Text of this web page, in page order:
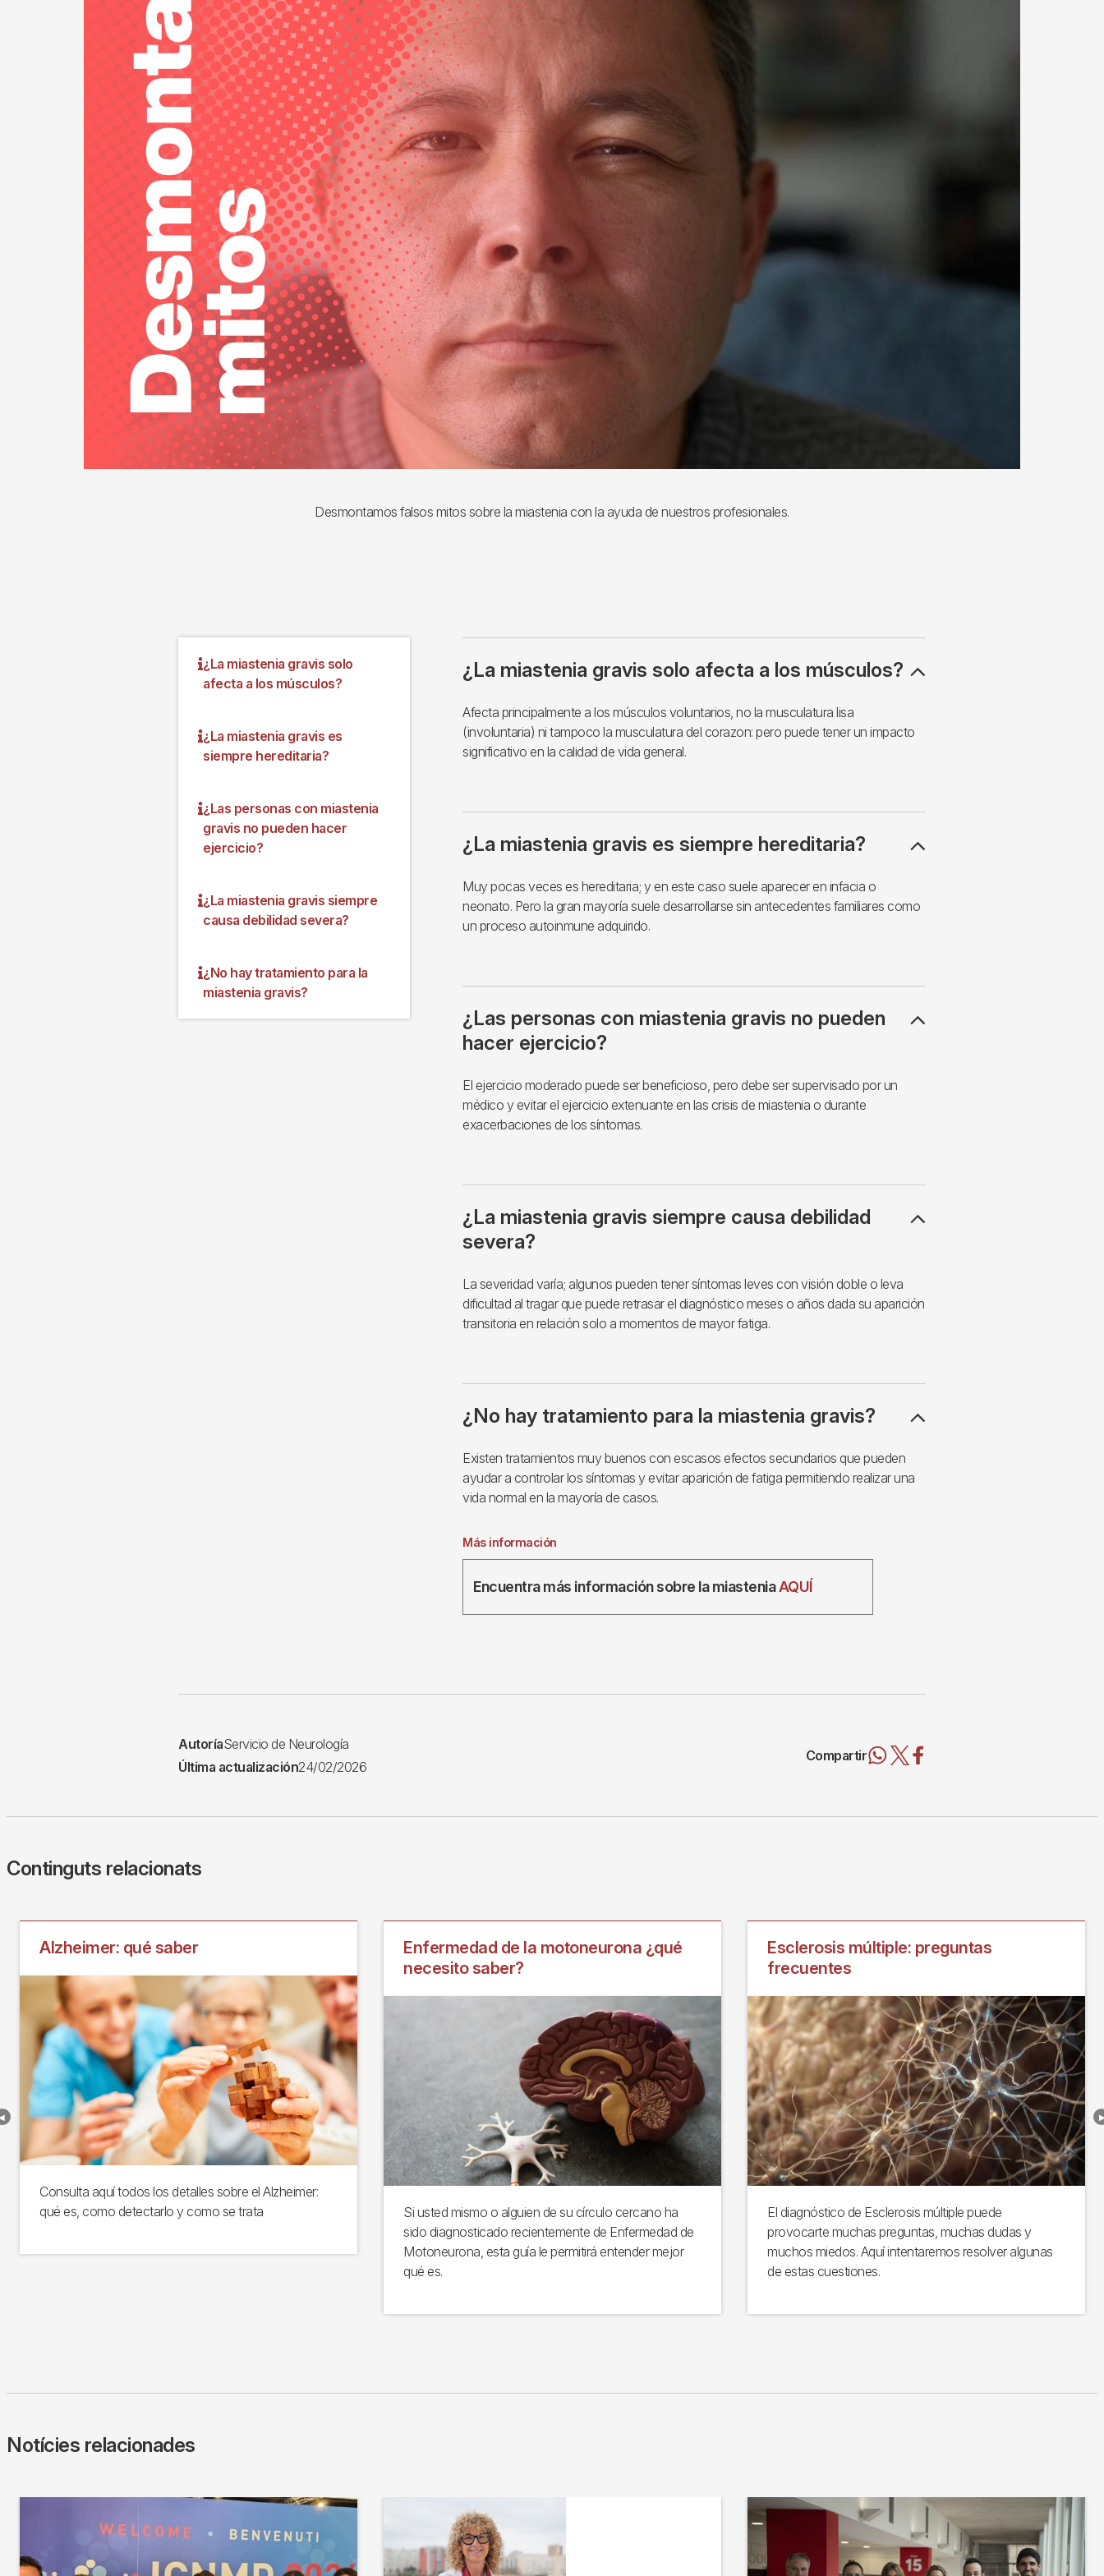
Desmontamos falsos mitos sobre la miastenia con la ayuda de nuestros profesionales.
¿La miastenia gravis solo
afecta a los músculos?
¿La miastenia gravis es
siempre hereditaria?
¿Las personas con miastenia
gravis no pueden hacer
ejercicio?
¿La miastenia gravis siempre
causa debilidad severa?
¿No hay tratamiento para la
miastenia gravis?
¿La miastenia gravis solo afecta a los músculos?
Afecta principalmente a los músculos voluntarios, no la musculatura lisa
(involuntaria) ni tampoco la musculatura del corazon: pero puede tener un impacto
significativo en la calidad de vida general.
¿La miastenia gravis es siempre hereditaria?
Muy pocas veces es hereditaria; y en este caso suele aparecer en infacia o
neonato. Pero la gran mayoría suele desarrollarse sin antecedentes familiares como
un proceso autoinmune adquirido.
¿Las personas con miastenia gravis no pueden
hacer ejercicio?
El ejercicio moderado puede ser beneficioso, pero debe ser supervisado por un
médico y evitar el ejercicio extenuante en las crisis de miastenia o durante
exacerbaciones de los síntomas.
¿La miastenia gravis siempre causa debilidad
severa?
La severidad varía; algunos pueden tener síntomas leves con visión doble o leva
dificultad al tragar que puede retrasar el diagnóstico meses o años dada su aparición
transitoria en relación solo a momentos de mayor fatiga.
¿No hay tratamiento para la miastenia gravis?
Existen tratamientos muy buenos con escasos efectos secundarios que pueden
ayudar a controlar los síntomas y evitar aparición de fatiga permitiendo realizar una
vida normal en la mayoría de casos.
Más información
Encuentra más información sobre la miasteniaAQUÍ
AutoríaServicio de Neurología
Última actualización24/02/2026
Compartir
Continguts relacionats
Alzheimer: qué saber
Consulta aquí todos los detalles sobre el Alzheimer:
qué es, como detectarlo y como se trata
Enfermedad de la motoneurona ¿qué
necesito saber?
Si usted mismo o alguien de su círculo cercano ha
sido diagnosticado recientemente de Enfermedad de
Motoneurona, esta guía le permitirá entender mejor
qué es.
Esclerosis múltiple: preguntas
frecuentes
El diagnóstico de Esclerosis múltiple puede
provocarte muchas preguntas, muchas dudas y
muchos miedos. Aquí intentaremos resolver algunas
de estas cuestiones.
Notícies relacionades